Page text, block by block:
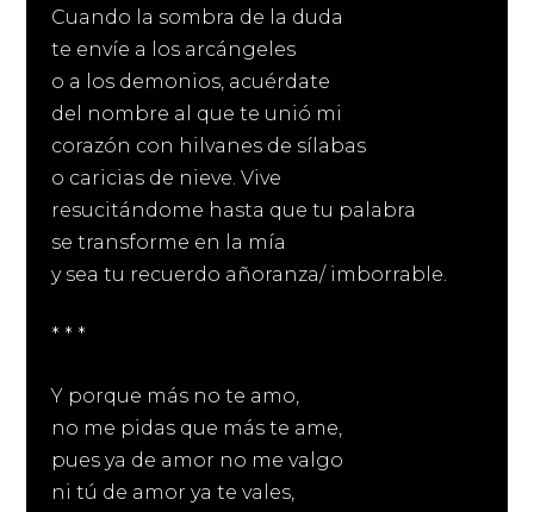
Cuando la sombra de la duda
te envíe a los arcángeles
o a los demonios, acuérdate
del nombre al que te unió mi
corazón con hilvanes de sílabas
o caricias de nieve. Vive
resucitándome hasta que tu palabra
se transforme en la mía
y sea tu recuerdo añoranza/ imborrable.
* * *
Y porque más no te amo,
no me pidas que más te ame,
pues ya de amor no me valgo
ni tú de amor ya te vales,